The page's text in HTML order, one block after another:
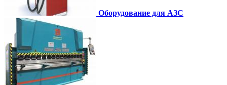
Оборудование для АЗС